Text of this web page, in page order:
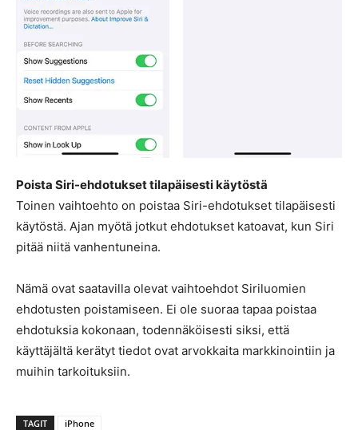
Poista Siri-ehdotukset tilapäisesti käytöstä
Toinen vaihtoehto on poistaa Siri-ehdotukset tilapäisesti
käytöstä. Ajan myötä jotkut ehdotukset katoavat, kun Siri
pitää niitä vanhentuneina.
Nämä ovat saatavilla olevat vaihtoehdot Siriluomien
ehdotusten poistamiseen. Ei ole suoraa tapaa poistaa
ehdotuksia kokonaan, todennäköisesti siksi, että
käyttäjältä kerätyt tiedot ovat arvokkaita markkinointiin ja
muihin tarkoituksiin.
TAGIT iPhone